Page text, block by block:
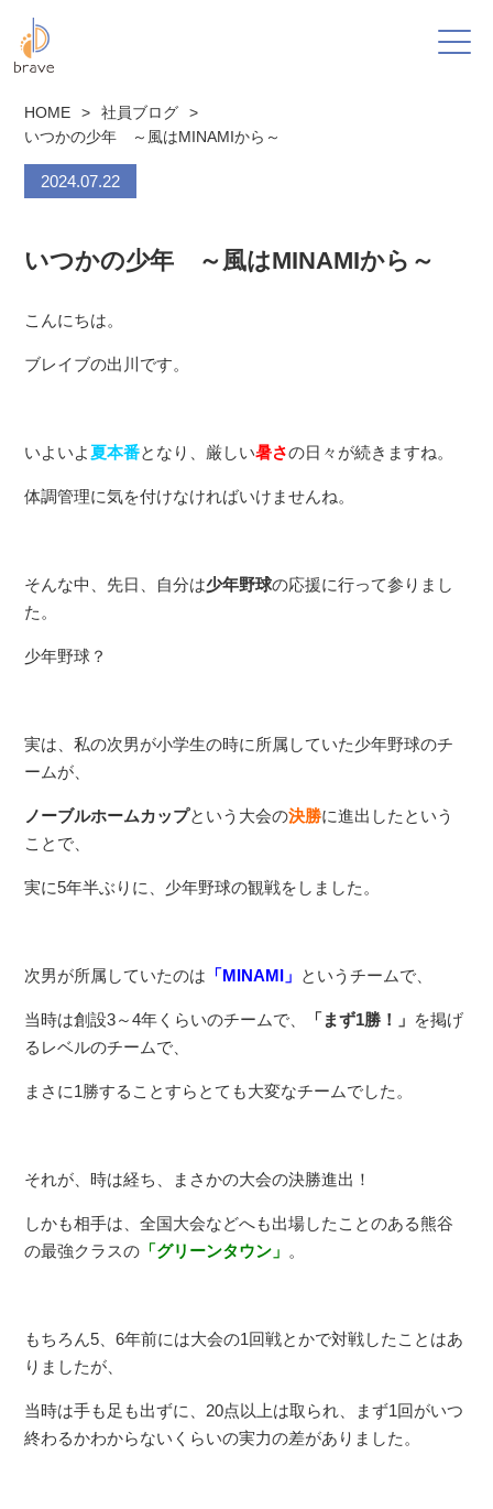
HOME > 社員ブログ
>
いつかの少年 ～風はMINAMIから～
2024.07.22
いつかの少年 ～風はMINAMIから～
こんにちは。
ブレイブの出川です。
いよいよ夏本番となり、厳しい暑さの日々が続きますね。
体調管理に気を付けなければいけませんね。
そんな中、先日、自分は少年野球の応援に行って参りまし
た。
少年野球？
実は、私の次男が小学生の時に所属していた少年野球のチ
ームが、
ノーブルホームカップという大会の決勝に進出したという
ことで、
実に5年半ぶりに、少年野球の観戦をしました。
次男が所属していたのは 「MINAMI」 というチームで、
当時は創設3～4年くらいのチームで、 「まず1勝！」 を掲げ
るレベルのチームで、
まさに1勝することすらとても大変なチームでした。
それが、時は経ち、まさかの大会の決勝進出！
しかも相手は、全国大会などへも出場したことのある熊谷
の最強クラスの 「グリーンタウン」 。
もちろん5、6年前には大会の1回戦とかで対戦したことはあ
りましたが、
当時は手も足も出ずに、20点以上は取られ、まず1回がいつ
終わるかわからないくらいの実力の差がありました。